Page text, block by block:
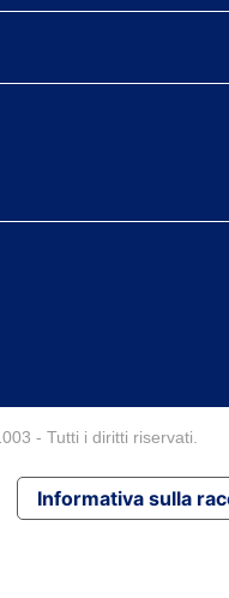
- Tutti i diritti riservati.
Informativa sulla